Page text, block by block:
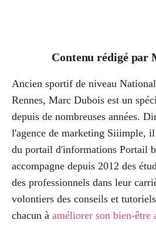
Contenu rédigé par
Ancien sportif de niveau
Rennes, Marc Dubois est un
depuis de nombreuses années.
l'agence de marketing Siiimple,
du portail d'informations Portail
accompagne depuis 2012 des
des professionnels dans leur
volontiers des conseils et
chacun à améliorer son bien-être